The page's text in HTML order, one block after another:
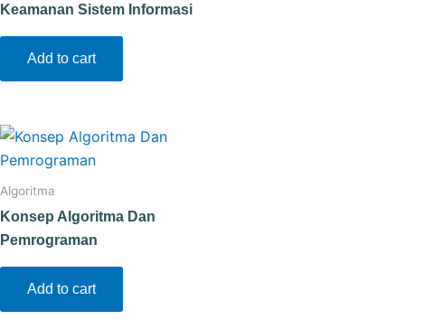
Keamanan Sistem Informasi
Add to cart
Algoritma
Konsep Algoritma Dan
Pemrograman
Add to cart